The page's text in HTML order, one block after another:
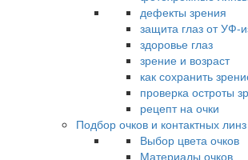
дефекты зрения
защита глаз от УФ-
здоровье глаз
зрение и возраст
как сохранить
проверка остроты
рецепт на очки
Подбор очков и контактных линз
Выбор цвета очков
Материалы очков